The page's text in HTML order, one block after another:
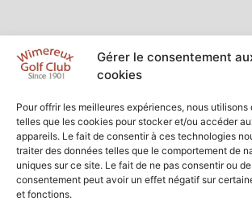
Gérer le consentement
cookies
Pour offrir les meilleures expériences, nous
telles que les cookies pour stocker et/ou accéder
appareils. Le fait de consentir à ces technologies
traiter des données telles que le comportement de
uniques sur ce site. Le fait de ne pas consentir ou
consentement peut avoir un effet négatif sur
et fonctions.